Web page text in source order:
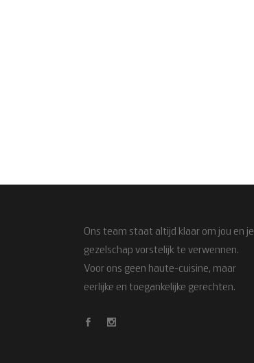
Ons team staat altijd klaar om jou en je
gezelschap vorstelijk te verwennen.
Voor ons geen haute-cuisine, maar
eerlijke en toegankelijke gerechten.